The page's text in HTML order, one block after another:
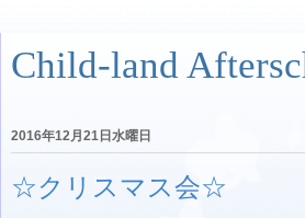
Child-land
2016年12月21日水曜日
☆クリスマス会☆